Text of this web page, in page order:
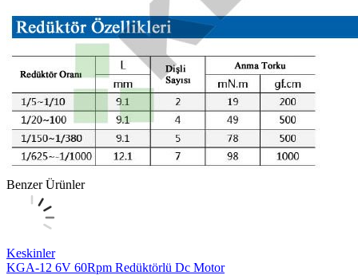
Benzer Ürünler
Keskinler
KGA-12 6V 60Rpm Redüktörlü Dc Motor